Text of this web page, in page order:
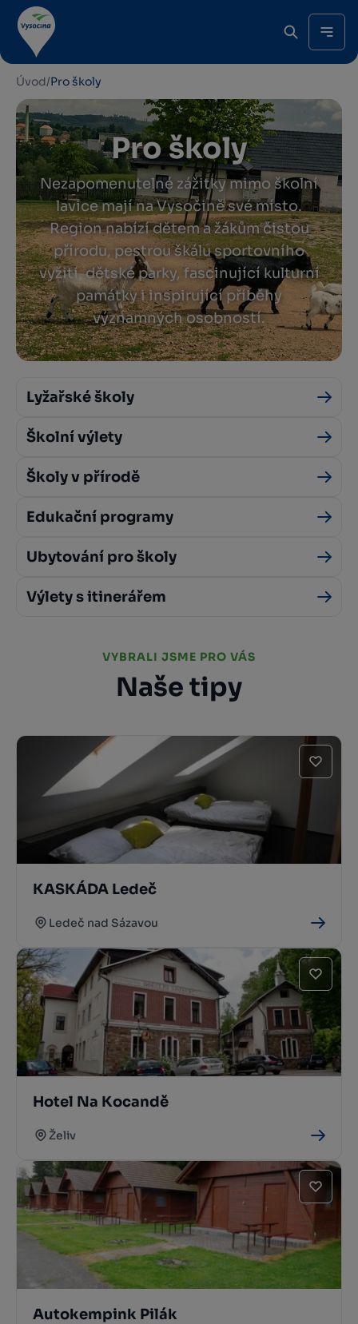
Úvod/Pro školy
Pro školy
Nezapomenutelné zážitky mimo školní
lavice mají na Vysočině své místo.
Region nabízí dětem a žákům čistou
přírodu, pestrou škálu sportovního
vyžití, dětské parky, fascinující kulturní
památky i inspirující příběhy
významných osobností.
Lyžařské školy
Školní výlety
Školy v přírodě
Edukační programy
Ubytování pro školy
Výlety s itinerářem
VYBRALI JSME PRO VÁS
Naše tipy
KASKÁDA Ledeč
Ledeč nad Sázavou
Hotel Na Kocandě
Želiv
Autokempink Pilák